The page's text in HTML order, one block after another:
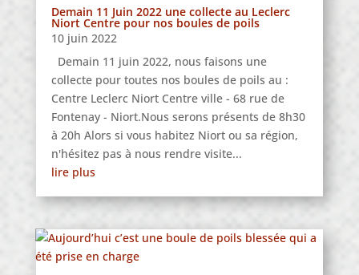
Demain 11 Juin 2022 une collecte au Leclerc
Niort Centre pour nos boules de poils
10 juin 2022
Demain 11 juin 2022, nous faisons une
collecte pour toutes nos boules de poils au :
Centre Leclerc Niort Centre ville - 68 rue de
Fontenay - Niort.Nous serons présents de 8h30
à 20h Alors si vous habitez Niort ou sa région,
n'hésitez pas à nous rendre visite...
lire plus